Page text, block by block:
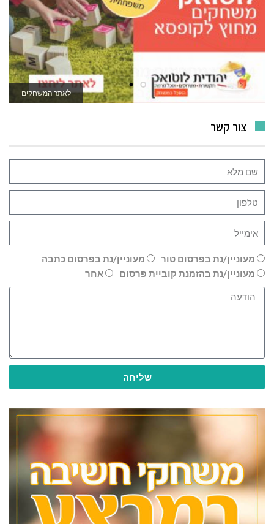
לאתר המשחקים
צור קשר
מעוניין/נת בפרסום טור
מעוניין/נת בפרסום כתבה
מעוניין/נת בהזמנת קוביית פרסום
אחר
שליחה